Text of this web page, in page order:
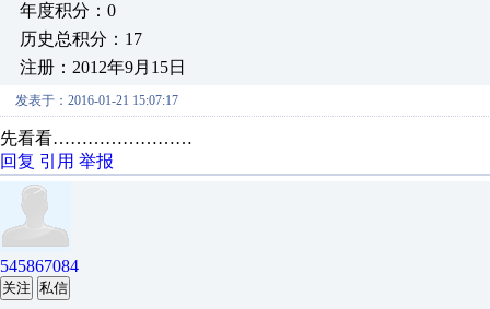
年度积分：0
历史总积分：17
注册：2012年9月15日
发表于：2016-01-21 15:07:17
先看看……………………
回复 引用 举报
545867084
关注 私信